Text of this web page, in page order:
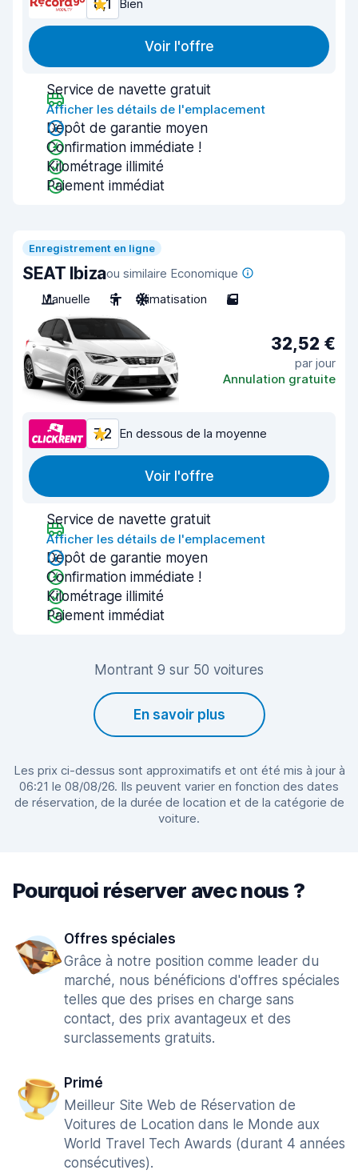
8,1 Bien
Voir l'offre
Service de navette gratuit
Afficher les détails de l'emplacement
Dépôt de garantie moyen
Confirmation immédiate !
Kilométrage illimité
Paiement immédiat
Enregistrement en ligne
SEAT Ibizaou similaire Economique
Manuelle
5 Climatisation 5
32,52 €
par jour
Annulation gratuite
7,2 En dessous de la moyenne
Voir l'offre
Service de navette gratuit
Afficher les détails de l'emplacement
Dépôt de garantie moyen
Confirmation immédiate !
Kilométrage illimité
Paiement immédiat
Montrant 9 sur 50 voitures
En savoir plus
Les prix ci-dessus sont approximatifs et ont été mis à jour à
06:21 le 08/08/26. Ils peuvent varier en fonction des dates
de réservation, de la durée de location et de la catégorie de
voiture.
Pourquoi réserver avec nous ?
Offres spéciales
Grâce à notre position comme leader du
marché, nous bénéficions d'offres spéciales
telles que des prises en charge sans
contact, des prix avantageux et des
surclassements gratuits.
Primé
Meilleur Site Web de Réservation de
Voitures de Location dans le Monde aux
World Travel Tech Awards (durant 4 années
consécutives).